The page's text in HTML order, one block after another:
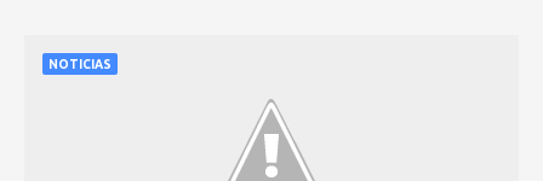
NOTICIAS